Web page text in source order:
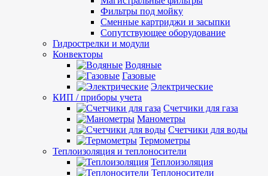
Фильтры под мойку
Сменные картриджи и засыпки
Сопутствующее оборудование
Гидрострелки и модули
Конвекторы
Водяные
Газовые
Электрические
КИП / приборы учета
Счетчики для газа
Манометры
Счетчики для воды
Термометры
Теплоизоляция и теплоносители
Теплоизоляция
Теплоносители